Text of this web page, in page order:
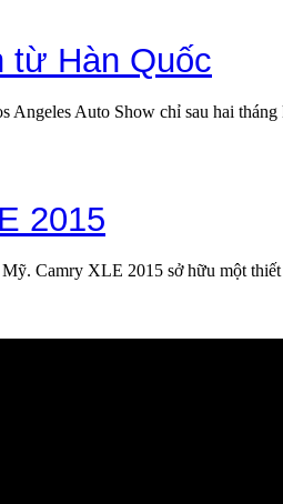
từ Hàn Quốc
Angeles Auto Show chỉ sau hai
2015
Camry XLE 2015 sở hữu một